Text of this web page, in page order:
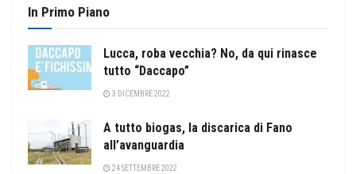
In Primo Piano
Lucca, roba vecchia? No, da qui rinasce
tutto “Daccapo”
3 DICEMBRE 2022
A tutto biogas, la discarica di Fano
all’avanguardia
24 SETTEMBRE 2022